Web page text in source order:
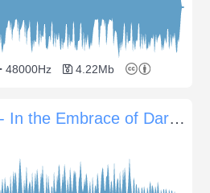
48000Hz 4.22Mb
UNIVERSFIELD - In the Embrace of Darkness